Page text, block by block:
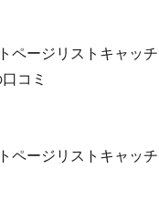
ページリストキャッチ
コミ
ページリストキャッチ